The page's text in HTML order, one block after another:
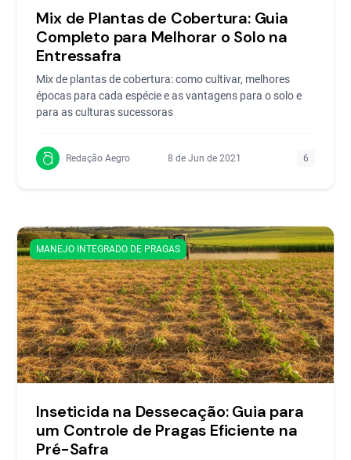
Mix de Plantas de Cobertura: Guia
Completo para Melhorar o Solo na
Entressafra
Mix de plantas de cobertura: como cultivar, melhores
épocas para cada espécie e as vantagens para o solo e
para as culturas sucessoras
Redação Aegro 8 de Jun de 2021 6
MANEJO INTEGRADO DE PRAGAS
Inseticida na Dessecação: Guia para
um Controle de Pragas Eficiente na
Pré-Safra